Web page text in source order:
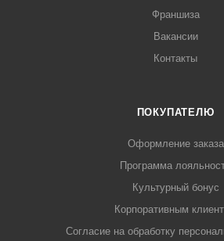
Франшиза
Вакансии
Контакты
ПОКУПАТЕЛЮ
Оформление заказа
Программа
Культурный бонус
Корпоративным
Согласие на обработку